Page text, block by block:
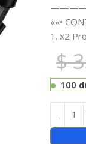
««•
1. x2
$
100